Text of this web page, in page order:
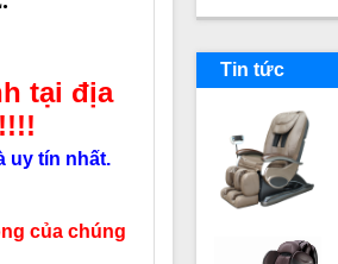
tại địa
uy tín nhất.
của chúng
Tin tức